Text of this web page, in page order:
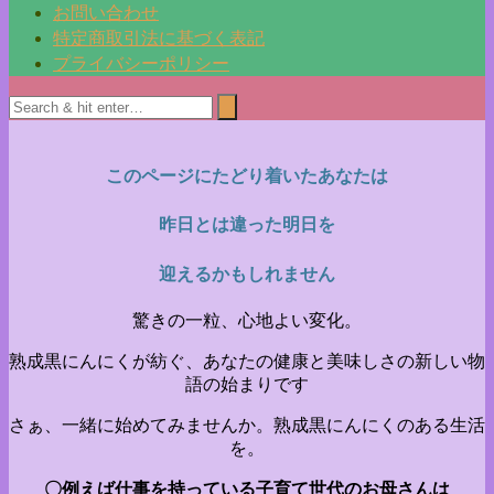
お問い合わせ
特定商取引法に基づく表記
プライバシーポリシー
このページにたどり着いたあなたは
昨日とは違った明日を
迎えるかもしれません
驚きの一粒、心地よい変化。
熟成黒にんにくが紡ぐ、あなたの健康と美味しさの新しい物
語の始まりです
さぁ、一緒に始めてみませんか。熟成黒にんにくのある生活
を。
〇例えば仕事を持っている子育て世代のお母さんは